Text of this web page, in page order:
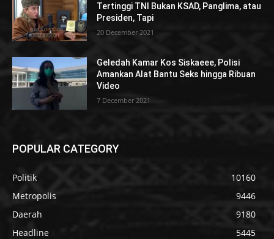
Tertinggi TNI Bukan KSAD, Panglima, atau
Presiden, Tapi
20 December 2021
Geledah Kamar Kos Siskaeee, Polisi
Amankan Alat Bantu Seks hingga Ribuan
Video
7 December 2021
POPULAR CATEGORY
Politik
10160
Metropolis
9446
Daerah
9180
Headline
5445